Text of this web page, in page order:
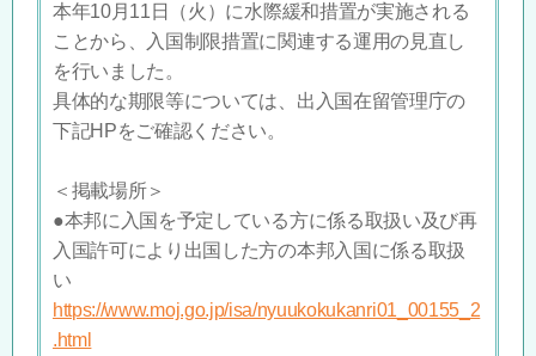
本年10月11日（火）に水際緩和措置が実施される
ことから、入国制限措置に関連する運用の見直し
を行いました。
具体的な期限等については、出入国在留管理庁の
下記HPをご確認ください。
＜掲載場所＞
●本邦に入国を予定している方に係る取扱い及び再
入国許可により出国した方の本邦入国に係る取扱
い
https://www.moj.go.jp/isa/nyuukokukanri01_00155_2
.html